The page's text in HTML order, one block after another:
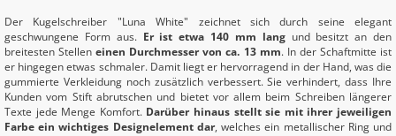
Der Kugelschreiber "Luna White" zeichnet sich durch seine elegant
geschwungene Form aus. Er ist etwa 140 mm langund besitzt an den
breitesten Stelleneinen Durchmesser von ca. 13 mm. In der Schaftmitte ist
er hingegen etwas schmaler. Damit liegt er hervorragend in der Hand, was die
gummierte Verkleidung noch zusätzlich verbessert. Sie verhindert, dass Ihre
Kunden vom Stift abrutschen und bietet vor allem beim Schreiben längerer
Texte jede Menge Komfort. Darüber hinaus stellt sie mit ihrer jeweiligen
Farbe ein wichtiges Designelement dar, welches ein metallischer Ring und